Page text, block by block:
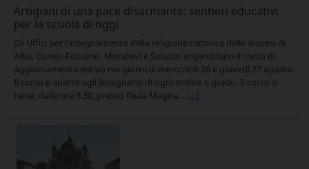
Artigiani di una pace disarmante: sentieri educativi
per la scuola di oggi
Gli Uffici per l’insegnamento della religione cattolica delle diocesi di
Alba, Cuneo-Fossano, Mondovì e Saluzzo organizzano il corso di
aggiornamento estivo nei giorni di mercoledì 26 e giovedì 27 agosto.
Il corso è aperto agli Insegnanti di ogni ordine e grado. Il corso si
tiene, dalle ore 8.30, presso l’Aula Magna… [...]